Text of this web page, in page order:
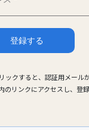
ックすると、認証用メール
のリンクにアクセスし、登